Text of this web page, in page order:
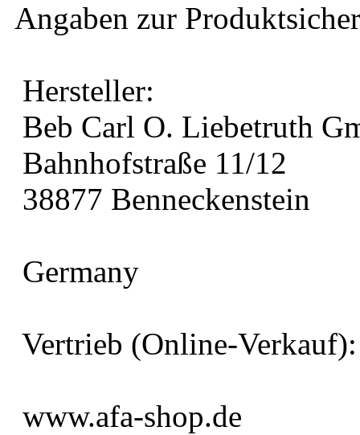
Angaben zur
Hersteller:
Beb Carl O. Liebetruth
Bahnhofstraße 11/12
38877 Benneckenstein
Germany
Vertrieb (Online-Verkauf):
www.afa-shop.de